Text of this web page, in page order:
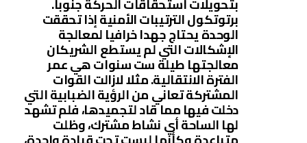
برتوتكول الترتيبات الأمنية إذا تحققت
الوحدة يحتاج جهدا خرافيا لمعالجة
الإشكالات التي لم يستطع الشريكان
معالجتها طيلة ست سنوات هي عمر
الفترة الانتقالية. مثلا لازالت القوات
المشتركة تعاني من الرؤية الضبابية التي
دخلت فيها مما قاد لتجميدها، فلم تشهد
لها الساحة أي نشاط مشترك، وظلت